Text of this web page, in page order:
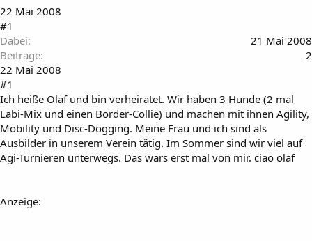
t
22 Mai 2008
#1
Dabei
21 Mai 2008
Beiträge
2
22 Mai 2008
#1
Ich heiße Olaf und bin verheiratet. Wir haben 3 Hunde (2 mal
Labi-Mix und einen Border-Collie) und machen mit ihnen Agility,
Mobility und Disc-Dogging. Meine Frau und ich sind als
Ausbilder in unserem Verein tätig. Im Sommer sind wir viel auf
Agi-Turnieren unterwegs. Das wars erst mal von mir. ciao olaf
Anzeige: